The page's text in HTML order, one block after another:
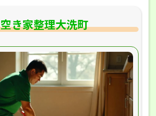
空き家整理大洗町